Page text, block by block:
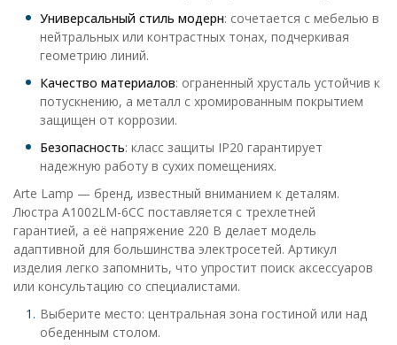
Универсальный стиль модерн: сочетается с мебелью в
нейтральных или контрастных тонах, подчеркивая
геометрию линий.
Качество материалов: ограненный хрусталь устойчив к
потускнению, а металл с хромированным покрытием
защищен от коррозии.
Безопасность: класс защиты IP20 гарантирует
надежную работу в сухих помещениях.
Arte Lamp — бренд, известный вниманием к деталям.
Люстра A1002LM-6CC поставляется с трехлетней
гарантией, а её напряжение 220 В делает модель
адаптивной для большинства электросетей. Артикул
изделия легко запомнить, что упростит поиск аксессуаров
или консультацию со специалистами.
Выберите место: центральная зона гостиной или над
обеденным столом.